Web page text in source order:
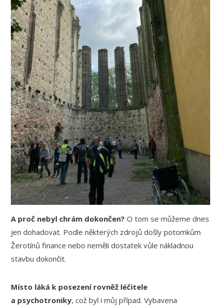
A proč nebyl chrám dokončen? O tom se můžeme dnes
jen dohadovat. Podle některých zdrojů došly potomkům
Žerotínů finance nebo neměli dostatek vůle nákladnou
stavbu dokončit.
Místo láká k posezení rovněž léčitele
a psychotroniky, což byl i můj případ. Vybavena